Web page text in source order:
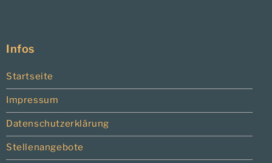
Infos
Startseite
Impressum
Datenschutzerklärung
Stellenangebote